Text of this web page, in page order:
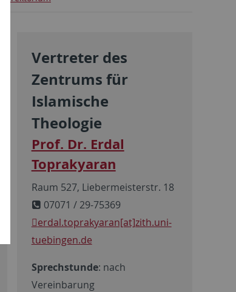
Vertreter des
Zentrums für
Islamische
Theologie
Prof. Dr. Erdal
Toprakyaran
Raum 527, Liebermeisterstr. 18
07071 / 29-75369
erdal.toprakyaran[at]zith.uni-
tuebingen.de
Sprechstunde: nach
Vereinbarung